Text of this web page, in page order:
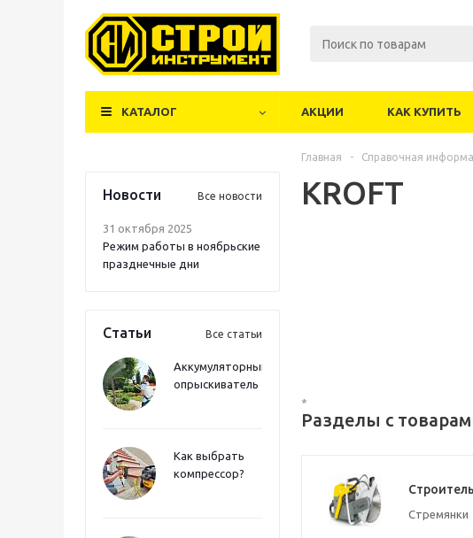
КАТАЛОГ АКЦИИ КАК КУПИТЬ
Новости Все новости
31 октября 2025
Режим работы в ноябрьские
празднечные дни
Статьи Все статьи
Аккумуляторный
опрыскиватель
Как выбрать
компрессор?
Главная - Справочная
KROFT
*
Разделы с
Стремянки